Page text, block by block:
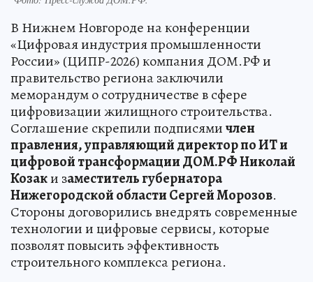
В Нижнем Новгороде на конференции
«Цифровая индустрия промышленности
России» (ЦИПР-2026) компания ДОМ.РФ и
правительство региона заключили
меморандум о сотрудничестве в сфере
цифровизации жилищного строительства.
Соглашение скрепили подписямичлен
правления, управляющий директор по ИТ и
цифровой трансформации ДОМ.РФ Николай
Козаки заместитель губернатора
Нижегородской области Сергей Морозов.
Стороны договорились внедрять современные
технологии и цифровые сервисы, которые
позволят повысить эффективность
строительного комплекса региона.